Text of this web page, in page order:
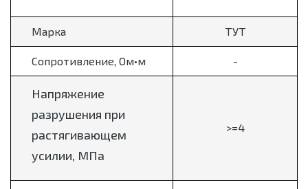
Марка ТУТ
Сопротивление, Ом•м -
Напряжение
разрушения при
растягивающем
усилии, МПа
>=4